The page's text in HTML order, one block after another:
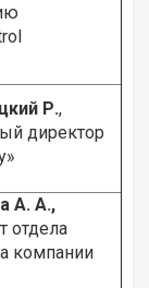
Р.,
директор
А. А.,
отдела
компании